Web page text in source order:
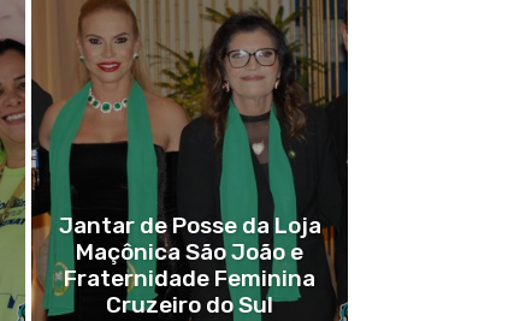
Jantar de Posse da Loja
Maçônica São João e
Fraternidade Feminina
Cruzeiro do Sul